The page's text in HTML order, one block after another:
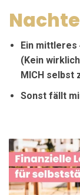
Ein
(Kein
MICH selbst
Sonst fällt